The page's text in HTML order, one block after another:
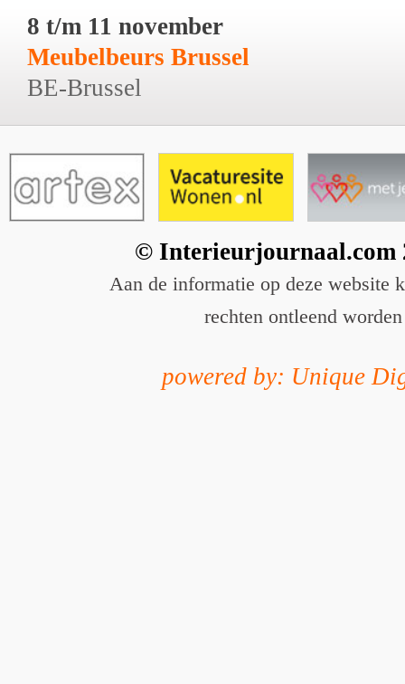
8 t/m 11 november
Meubelbeurs Brussel
BE-Brussel
© Interieurjournaal.com
Aan de informatie op deze website
rechten ontleend worden
powered by: Unique